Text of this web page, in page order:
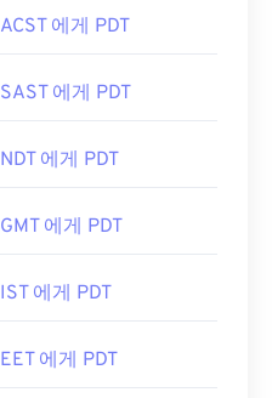
ACST 에게 PDT
SAST 에게 PDT
NDT 에게 PDT
GMT 에게 PDT
IST 에게 PDT
EET 에게 PDT